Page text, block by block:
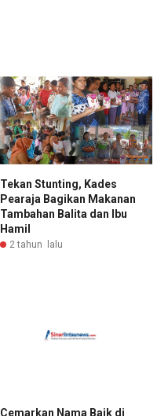
Tekan Stunting, Kades
Pearaja Bagikan Makanan
Tambahan Balita dan Ibu
Hamil
2 tahun lalu
Cemarkan Nama Baik di